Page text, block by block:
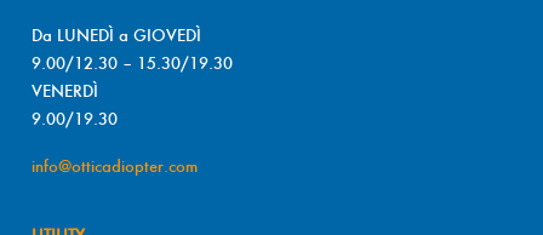
Da LUNEDÌ a GIOVEDÌ
9.00/12.30 – 15.30/19.30
VENERDÌ
9.00/19.30
info@otticadiopter.com